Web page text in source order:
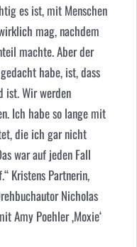
es ist, mit Menschen
mag, nachdem
machte. Aber der
habe, ist, dass
ist. Wir werden
Ich habe so lange mit
die ich gar nicht
war auf jeden Fall
Kristens Partnerin,
Nicholas
Amy Poehler ‚Moxie‘